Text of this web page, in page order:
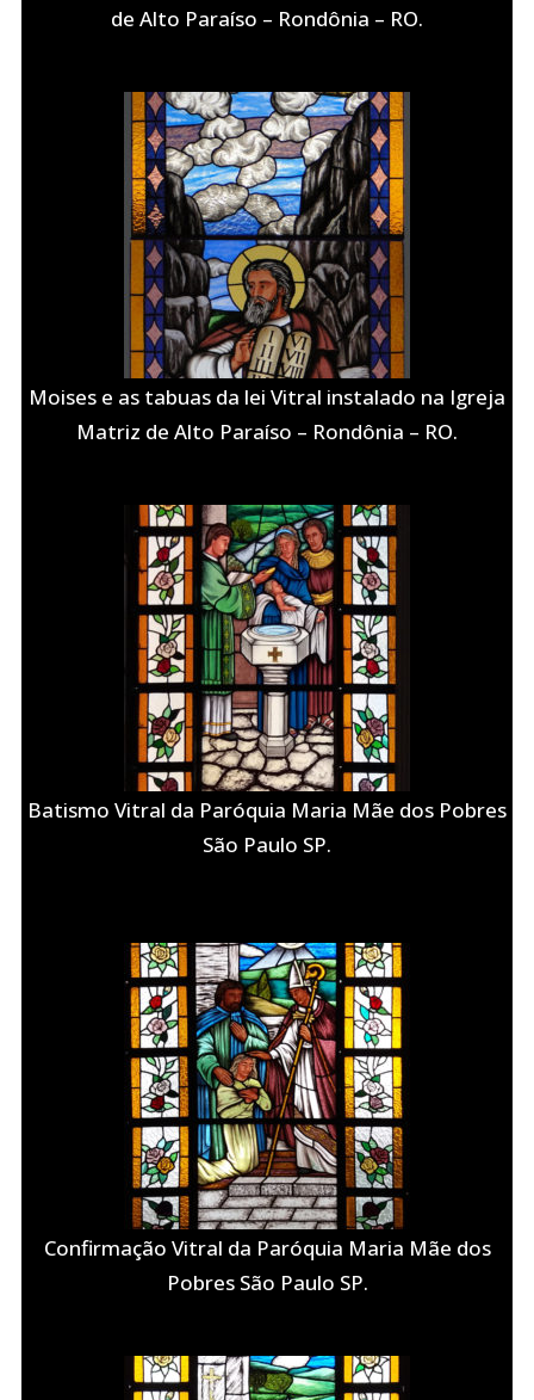
de Alto Paraíso – Rondônia – RO.
Moises e as tabuas da lei Vitral instalado na Igreja
Matriz de Alto Paraíso – Rondônia – RO.
Batismo Vitral da Paróquia Maria Mãe dos Pobres
São Paulo SP.
Confirmação Vitral da Paróquia Maria Mãe dos
Pobres São Paulo SP.